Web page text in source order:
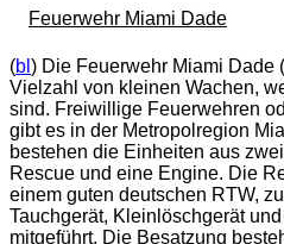
Feuerwehr Miami Dade
(bl ) Die Feuerwehr Miami Dade
Vielzahl von kleinen Wachen,
sind. Freiwillige Feuerwehren
gibt es in der Metropolregion
bestehen die Einheiten aus
Rescue und eine Engine. Die
einem guten deutschen RTW,
Tauchgerät, Kleinlöschgerät
mitgeführt. Die Besatzung